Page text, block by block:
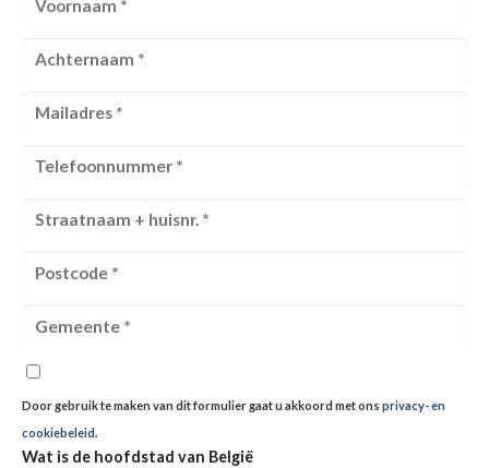
Door gebruik te maken van dit formulier gaat u akkoord met ons privacy- en
cookiebeleid.
Wat is de hoofdstad van België